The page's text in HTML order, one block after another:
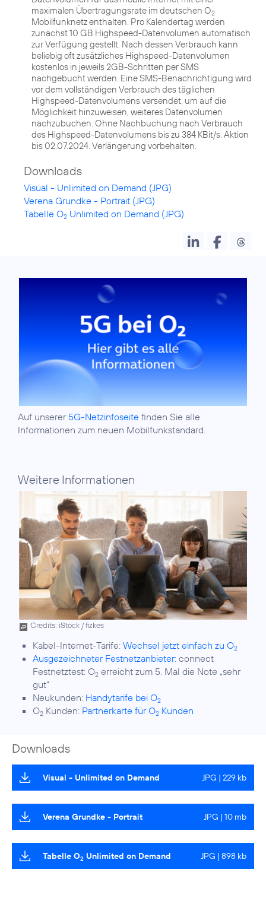
maximalen Übertragungsrate im deutschen O2
Mobilfunknetz enthalten. Pro Kalendertag werden
zunächst 10 GB Highspeed-Datenvolumen automatisch
zur Verfügung gestellt. Nach dessen Verbrauch kann
beliebig oft zusätzliches Highspeed-Datenvolumen
kostenlos in jeweils 2GB-Schritten per SMS
nachgebucht werden. Eine SMS-Benachrichtigung wird
vor dem vollständigen Verbrauch des täglichen
Highspeed-Datenvolumens versendet, um auf die
Möglichkeit hinzuweisen, weiteres Datenvolumen
nachzubuchen. Ohne Nachbuchung nach Verbrauch
des Highspeed-Datenvolumens bis zu 384 KBit/s. Aktion
bis 02.07.2024. Verlängerung vorbehalten.
Downloads
Visual - Unlimited on Demand (JPG)
Verena Grundke - Portrait (JPG)
Tabelle O2 Unlimited on Demand (JPG)
Auf unserer 5G-Netzinfoseite finden Sie alle
Informationen zum neuen Mobilfunkstandard.
Weitere Informationen
Credits: iStock / fizkes
Kabel-Internet-Tarife: Wechsel jetzt einfach zu O2
Ausgezeichneter Festnetzanbieter: connect
Festnetztest: O2 erreicht zum 5. Mal die Note „sehr
gut“
Neukunden: Handytarife bei O2
O2 Kunden: Partnerkarte für O2 Kunden
Downloads
Visual - Unlimited on Demand JPG | 229 kb
Verena Grundke - Portrait JPG | 10 mb
Tabelle O2 Unlimited on Demand JPG | 898 kb